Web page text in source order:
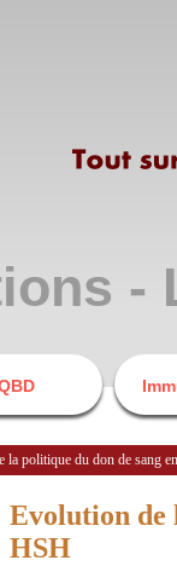
-
la politique du don de sang
Evolution de
HSH